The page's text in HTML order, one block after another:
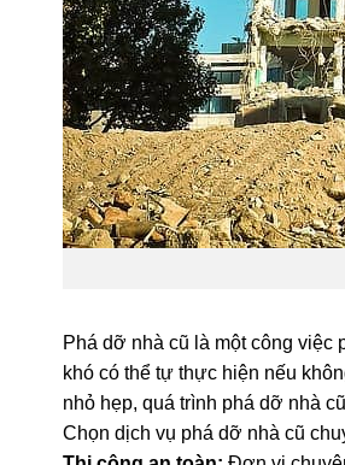
Phá dỡ nhà cũ là một công việc
khó có thể tự thực hiện nếu